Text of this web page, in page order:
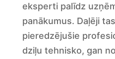
eksperti palīdz
panākumus. Daļēji
pieredzējušie
dziļu tehnisko, gan